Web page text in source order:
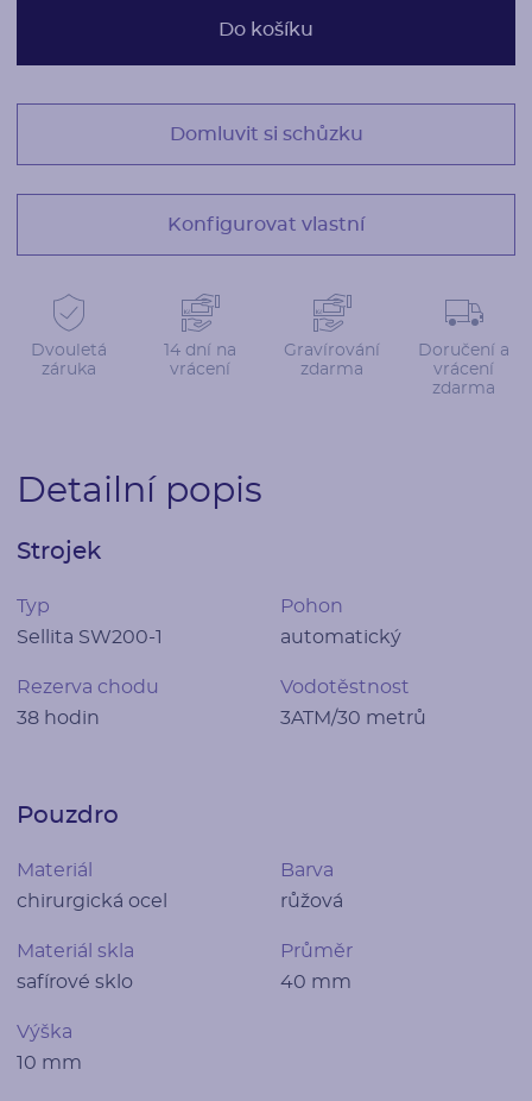
Do košíku
Domluvit si schůzku
Konfigurovat vlastní
Dvouletá
záruka
14 dní na
vrácení
Gravírování
zdarma
Doručení a
vrácení
zdarma
Detailní popis
Strojek
Typ
Sellita SW200-1
Pohon
automatický
Rezerva chodu
38 hodin
Vodotěstnost
3ATM/30 metrů
Pouzdro
Materiál
chirurgická ocel
Barva
růžová
Materiál skla
safírové sklo
Průměr
40 mm
Výška
10 mm